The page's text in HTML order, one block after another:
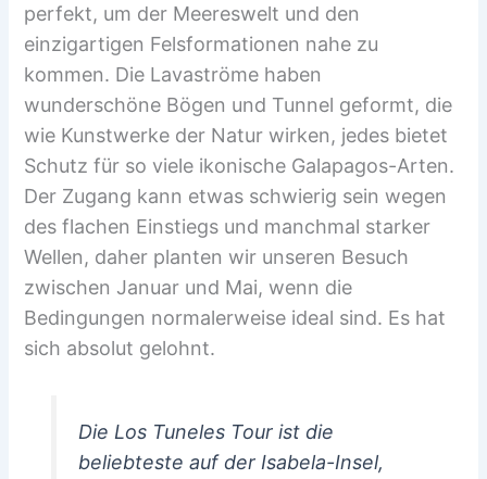
perfekt, um der Meereswelt und den
einzigartigen Felsformationen nahe zu
kommen. Die Lavaströme haben
wunderschöne Bögen und Tunnel geformt, die
wie Kunstwerke der Natur wirken, jedes bietet
Schutz für so viele ikonische Galapagos-Arten.
Der Zugang kann etwas schwierig sein wegen
des flachen Einstiegs und manchmal starker
Wellen, daher planten wir unseren Besuch
zwischen Januar und Mai, wenn die
Bedingungen normalerweise ideal sind. Es hat
sich absolut gelohnt.
Die Los Tuneles Tour ist die
beliebteste auf der Isabela-Insel,